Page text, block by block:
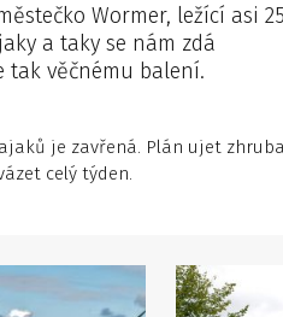
Wormer, ležící asi 25
a taky se nám zdá
tak věčnému balení.
je zavřená. Plán ujet zhruba
celý týden.